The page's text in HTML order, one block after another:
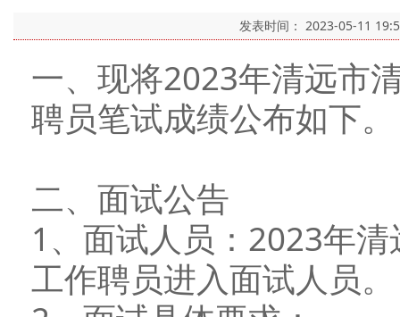
发表时间： 2023-05-11
一、现将2023年清远市
聘员笔试成绩公布如下
二、面试公告
1、面试人员：2023年
工作聘员进入面试人员。